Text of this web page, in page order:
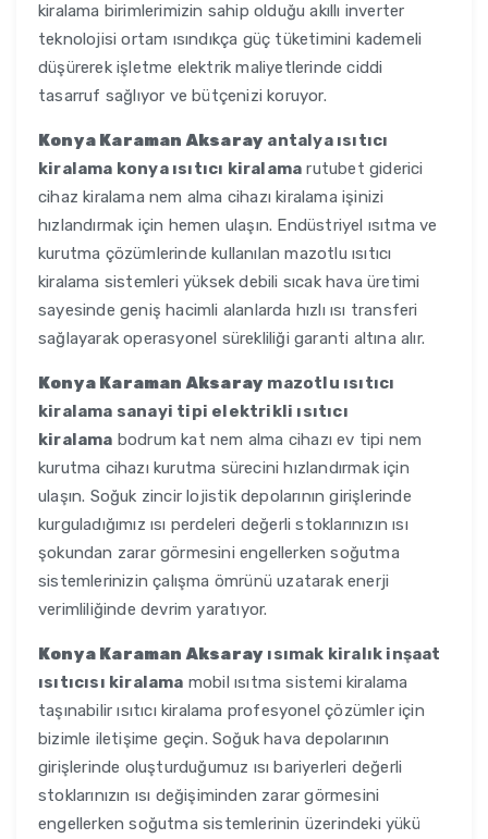
kiralama birimlerimizin sahip olduğu akıllı inverter
teknolojisi ortam ısındıkça güç tüketimini kademeli
düşürerek işletme elektrik maliyetlerinde ciddi
tasarruf sağlıyor ve bütçenizi koruyor.
Konya Karaman Aksaray antalya ısıtıcı
kiralama konya ısıtıcı kiralama rutubet giderici
cihaz kiralama nem alma cihazı kiralama işinizi
hızlandırmak için hemen ulaşın. Endüstriyel ısıtma ve
kurutma çözümlerinde kullanılan mazotlu ısıtıcı
kiralama sistemleri yüksek debili sıcak hava üretimi
sayesinde geniş hacimli alanlarda hızlı ısı transferi
sağlayarak operasyonel sürekliliği garanti altına alır.
Konya Karaman Aksaray mazotlu ısıtıcı
kiralama sanayi tipi elektrikli ısıtıcı
kiralama bodrum kat nem alma cihazı ev tipi nem
kurutma cihazı kurutma sürecini hızlandırmak için
ulaşın. Soğuk zincir lojistik depolarının girişlerinde
kurguladığımız ısı perdeleri değerli stoklarınızın ısı
şokundan zarar görmesini engellerken soğutma
sistemlerinizin çalışma ömrünü uzatarak enerji
verimliliğinde devrim yaratıyor.
Konya Karaman Aksaray ısımak kiralık inşaat
ısıtıcısı kiralama mobil ısıtma sistemi kiralama
taşınabilir ısıtıcı kiralama profesyonel çözümler için
bizimle iletişime geçin. Soğuk hava depolarının
girişlerinde oluşturduğumuz ısı bariyerleri değerli
stoklarınızın ısı değişiminden zarar görmesini
engellerken soğutma sistemlerinin üzerindeki yükü